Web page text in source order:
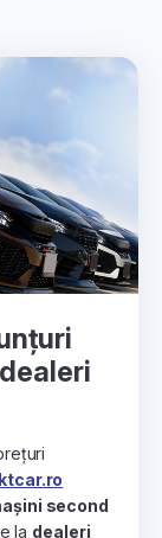
second
la dealeri